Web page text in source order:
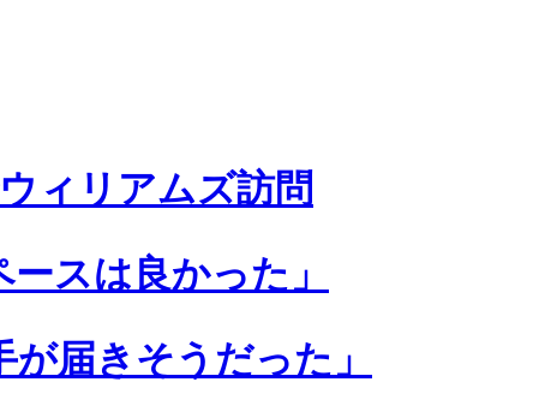
ィリアムズ訪問
スは良かった」
届きそうだった」